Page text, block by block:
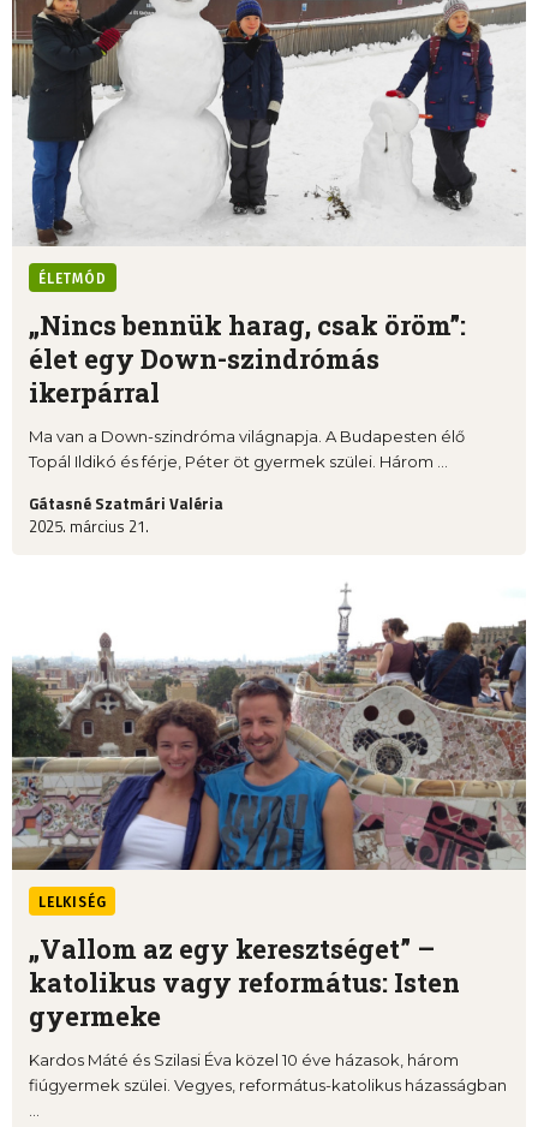
ÉLETMÓD
„Nincs bennük harag, csak öröm”:
élet egy Down-szindrómás
ikerpárral
Ma van a Down-szindróma világnapja. A Budapesten élő
Topál Ildikó és férje, Péter öt gyermek szülei. Három ...
Gátasné Szatmári Valéria
2025. március 21.
LELKISÉG
„Vallom az egy keresztséget” –
katolikus vagy református: Isten
gyermeke
Kardos Máté és Szilasi Éva közel 10 éve házasok, három
fiúgyermek szülei. Vegyes, református-katolikus házasságban